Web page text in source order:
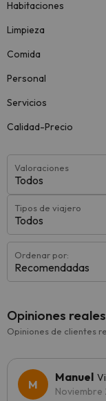
Valoraciones
Todos
Tipos de viajero
Todos
Ordenar por:
Recomendadas
Opiniones reales
Opiniones de clientes
Manuel
Noviembre